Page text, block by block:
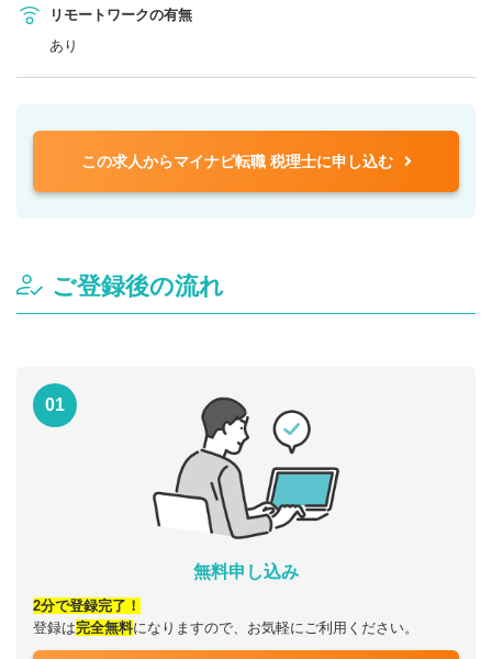
リモートワークの有無
あり
この求人からマイナビ転職 税理士に申し込む
ご登録後の流れ
01
無料申し込み
2分で登録完了！
登録は完全無料になりますので、お気軽にご利用ください。